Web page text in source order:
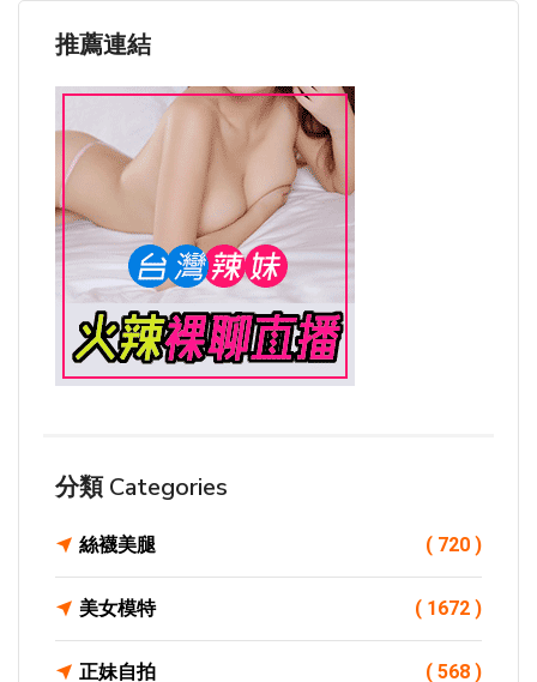
推薦連結
分類 Categories
絲襪美腿 ( 720 )
美女模特 ( 1672 )
正妹自拍 ( 568 )